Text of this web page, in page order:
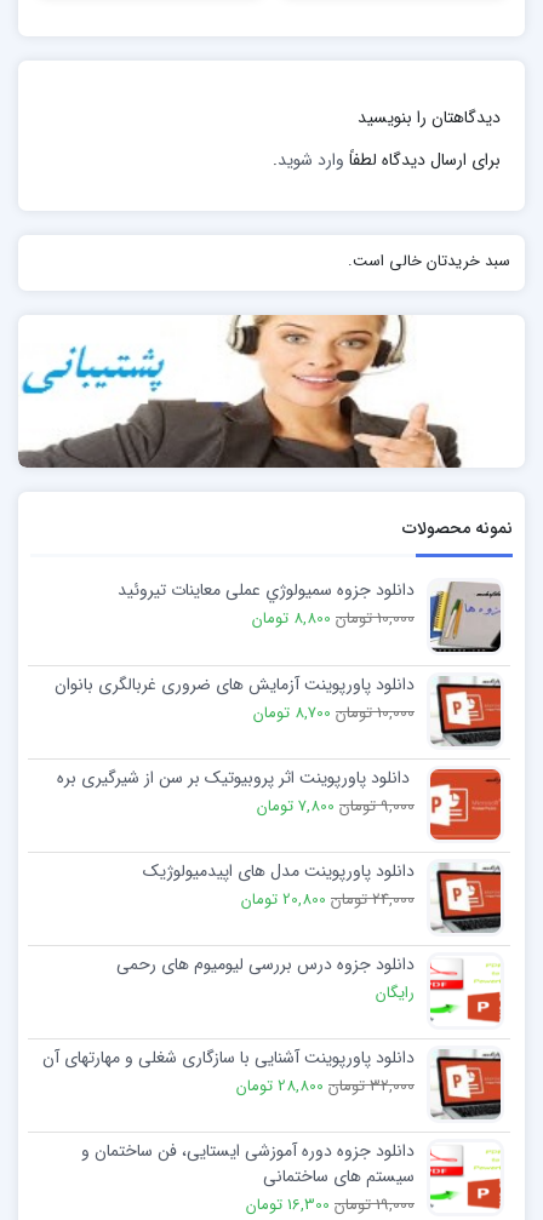
سینما رکس آبادان در شب هنگام ۲۸ مرداد
عمدی بودن حریق بود. همزمانی این رویداد با اعتراضات و
آشوبهای انقلاب ۱۳۵۷ و طولانی شدن رسیدگی به آن در
سالهای بعد از انقلاب، گمانه‌های مختلفی را پیرامون عاملان
این حادثه ایجاد کرد.
دیدگاهتان را بنویسید
برای ارسال دیدگاه لطفاً وارد شوید.
سبد خریدتان خالی است.
نمونه محصولات
دانلود جزوه سمیولوژي عملی معاینات تیروئید
10,000 تومان 8,800 تومان
دانلود پاورپوینت آزمایش های ضروری غربالگری بانوان
10,000 تومان 8,700 تومان
دانلود پاورپوینت اثر پروبیوتیک بر سن از شیرگیری بره
9,000 تومان 7,800 تومان
دانلود پاورپوینت مدل های اپیدمیولوژیک
24,000 تومان 20,800 تومان
دانلود جزوه درس بررسی لیومیوم های رحمی
رایگان
دانلود پاورپوینت آشنایی با سازگاری شغلی و مهارتهای آن
32,000 تومان 28,800 تومان
دانلود جزوه دوره آموزشی ایستایی، فن ساختمان و
سیستم های ساختمانی
19,000 تومان 16,300 تومان